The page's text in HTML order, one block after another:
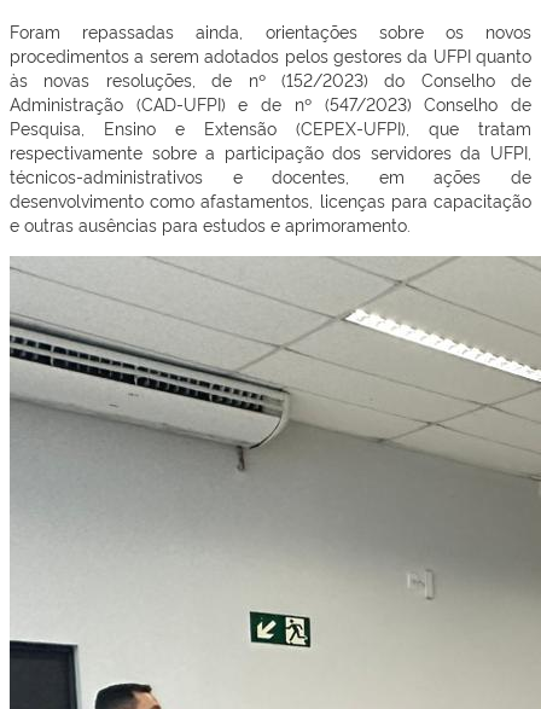
Foram repassadas ainda, orientações sobre os novos
procedimentos a serem adotados pelos gestores da UFPI quanto
às novas resoluções, de nº (152/2023) do Conselho de
Administração (CAD-UFPI) e de nº (547/2023) Conselho de
Pesquisa, Ensino e Extensão (CEPEX-UFPI), que tratam
respectivamente sobre a participação dos servidores da UFPI,
técnicos-administrativos e docentes, em ações de
desenvolvimento como afastamentos, licenças para capacitação
e outras ausências para estudos e aprimoramento.